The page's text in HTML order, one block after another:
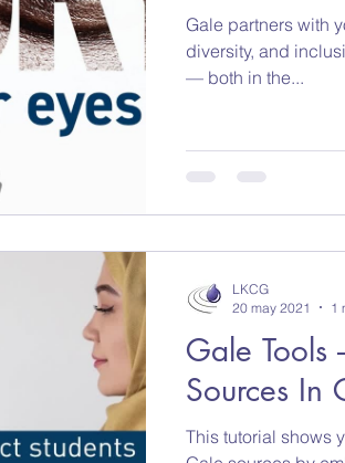
Gale partners with
diversity, and
— both in the...
Gale Tools
Sources In
This tutorial shows
LKCG
20 may 2021
1